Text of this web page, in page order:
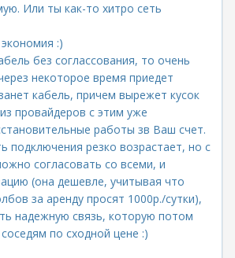
Или ты как-то хитро сеть
:)
без соглассования, то очень
некоторое время приедет
кабель, причем вырежет кусок
провайдеров с этим уже
работы зв Ваш счет.
подключения резко возрастает, но с
согласовать со всеми, и
(она дешевле, учитывая что
за аренду просят 1000р./сутки),
надежную связь, которую потом
по сходной цене :)